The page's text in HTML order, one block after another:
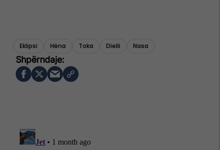
Eklipsi Hëna Toka Dielli Nasa